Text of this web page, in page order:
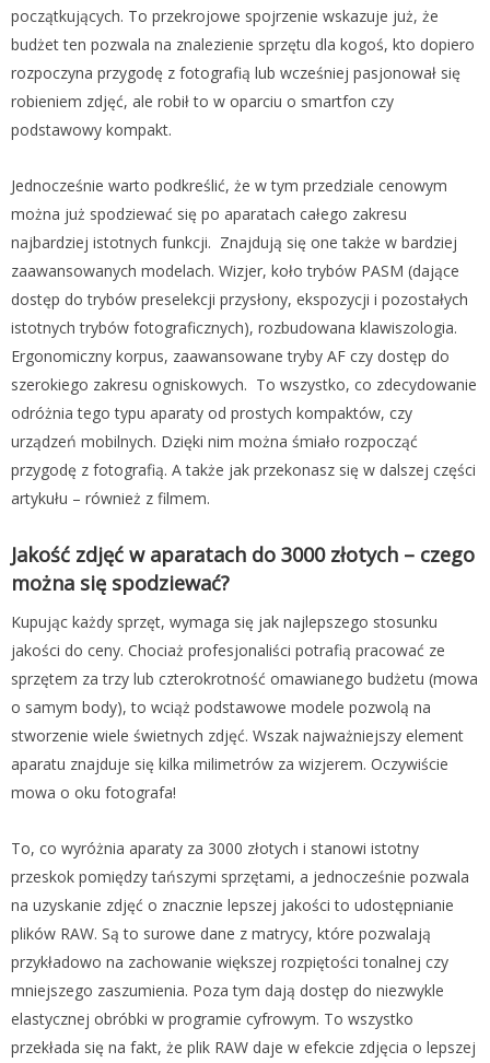
początkujących. To przekrojowe spojrzenie wskazuje już, że
budżet ten pozwala na znalezienie sprzętu dla kogoś, kto dopiero
rozpoczyna przygodę z fotografią lub wcześniej pasjonował się
robieniem zdjęć, ale robił to w oparciu o smartfon czy
podstawowy kompakt.
Jednocześnie warto podkreślić, że w tym przedziale cenowym
można już spodziewać się po aparatach całego zakresu
najbardziej istotnych funkcji. Znajdują się one także w bardziej
zaawansowanych modelach. Wizjer, koło trybów PASM (dające
dostęp do trybów preselekcji przysłony, ekspozycji i pozostałych
istotnych trybów fotograficznych), rozbudowana klawiszologia.
Ergonomiczny korpus, zaawansowane tryby AF czy dostęp do
szerokiego zakresu ogniskowych. To wszystko, co zdecydowanie
odróżnia tego typu aparaty od prostych kompaktów, czy
urządzeń mobilnych. Dzięki nim można śmiało rozpocząć
przygodę z fotografią. A także jak przekonasz się w dalszej części
artykułu – również z filmem.
Jakość zdjęć w aparatach do 3000 złotych – czego
można się spodziewać?
Kupując każdy sprzęt, wymaga się jak najlepszego stosunku
jakości do ceny. Chociaż profesjonaliści potrafią pracować ze
sprzętem za trzy lub czterokrotność omawianego budżetu (mowa
o samym body), to wciąż podstawowe modele pozwolą na
stworzenie wiele świetnych zdjęć. Wszak najważniejszy element
aparatu znajduje się kilka milimetrów za wizjerem. Oczywiście
mowa o oku fotografa!
To, co wyróżnia aparaty za 3000 złotych i stanowi istotny
przeskok pomiędzy tańszymi sprzętami, a jednocześnie pozwala
na uzyskanie zdjęć o znacznie lepszej jakości to udostępnianie
plików RAW. Są to surowe dane z matrycy, które pozwalają
przykładowo na zachowanie większej rozpiętości tonalnej czy
mniejszego zaszumienia. Poza tym dają dostęp do niezwykle
elastycznej obróbki w programie cyfrowym. To wszystko
przekłada się na fakt, że plik RAW daje w efekcie zdjęcia o lepszej